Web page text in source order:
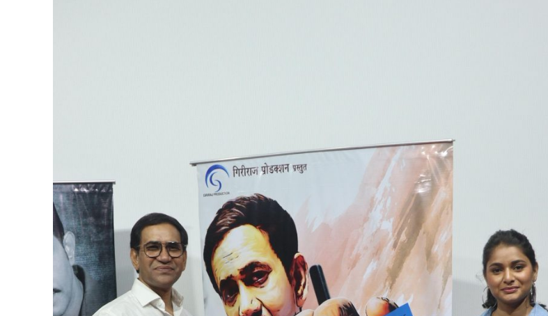
नेहा म्यूजिक वर्ल्ड पर रिलीज हुआ भोजपुरी गीत जिंदगी जियल छोड़ देहब, दर्शकों का मिल रहा भरपूर प्यार